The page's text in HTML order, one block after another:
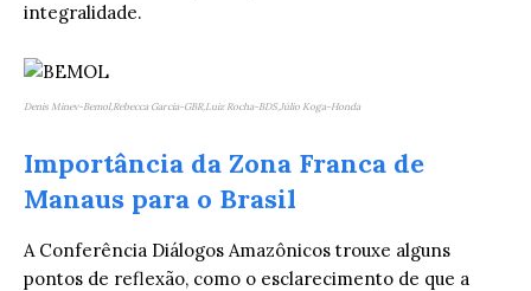
integralidade.
Denis Minev-Bemol,Rebecca Garcia-GBR,Luiz Rocha-BDS,Júlio Koga-Honda
Importância da Zona Franca de
Manaus para o Brasil
A Conferência Diálogos Amazônicos trouxe alguns
pontos de reflexão, como o esclarecimento de que a